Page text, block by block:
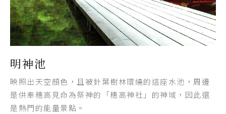
明神池
映照出天空顏色，且被針葉樹林環繞的這座水池，周邊
是供奉穗高見命為祭神的「穗高神社」的神域，因此還
是熱門的能量景點。